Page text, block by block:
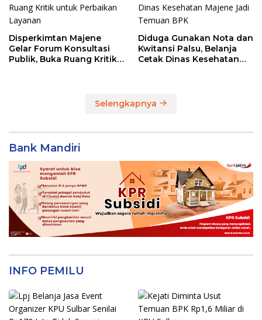
Disperkimtan Majene
Gelar Forum Konsultasi
Publik, Buka Ruang Kritik
Diduga Gunakan Nota dan
Kwitansi Palsu, Belanja
Cetak Dinas Kesehatan
Selengkapnya
Bank Mandiri
INFO PEMILU